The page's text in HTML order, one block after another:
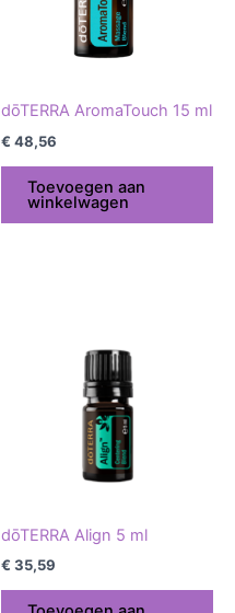
dōTERRA AromaTouch 15 ml
€ 48,56
Toevoegen aan
winkelwagen
dōTERRA Align 5 ml
€ 35,59